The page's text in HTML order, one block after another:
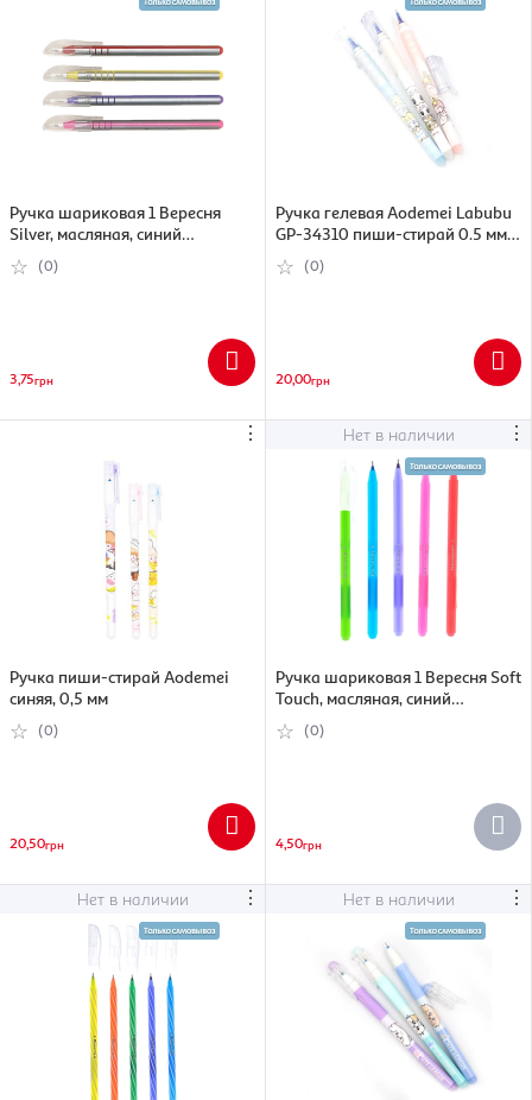
Ручка шариковая 1 Вересня
Silver, масляная, синий
(5009074109522)
(0)
3,75грн
Ручка гелевая Aodemei Labubu
GP-34310 пиши-стирай 0.5 мм
синий в ассортименте
(6956953567180)
(0)
20,00грн
⋮
Ручка пиши-стирай Aodemei
синяя, 0,5 мм
(0)
20,50грн
Нет в наличии ⋮
Ручка шариковая 1 Вересня Soft
Touch, масляная, синий
(5009074110795)
(0)
4,50грн
Нет в наличии ⋮ Нет в наличии ⋮